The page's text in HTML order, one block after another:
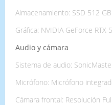
Almacenamiento: SSD 512
Gráfica: NVIDIA GeForce RTX
Audio y cámara
Sistema de audio:
Micrófono: Micrófono
Cámara frontal: Resolución